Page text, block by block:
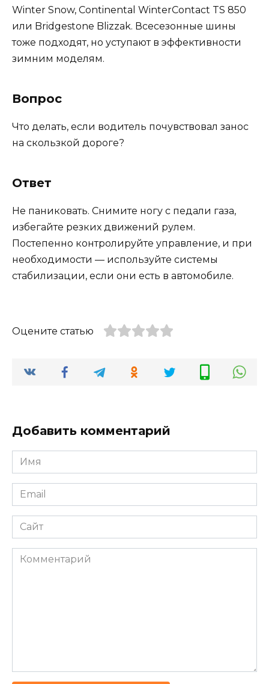
Winter Snow, Continental WinterContact TS 850
или Bridgestone Blizzak. Всесезонные шины
тоже подходят, но уступают в эффективности
зимним моделям.
Вопрос
Что делать, если водитель почувствовал занос
на скользкой дороге?
Ответ
Не паниковать. Снимите ногу с педали газа,
избегайте резких движений рулем.
Постепенно контролируйте управление, и при
необходимости — используйте системы
стабилизации, если они есть в автомобиле.
Оцените статью
Добавить комментарий
Имя
*
Email
*
Сайт
Комментарий